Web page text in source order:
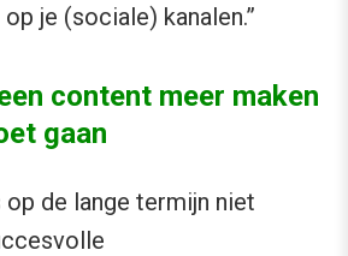
je (sociale) kanalen.”
content meer maken
gaan
de lange termijn niet